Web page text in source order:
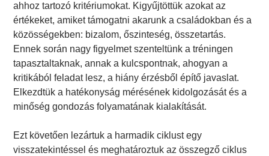
ahhoz tartozó kritériumokat. Kigyűjtöttük azokat az
értékeket, amiket támogatni akarunk a családokban és a
közösségekben: bizalom, őszinteség, összetartás.
Ennek során nagy figyelmet szenteltünk a tréningen
tapasztaltaknak, annak a kulcspontnak, ahogyan a
kritikából feladat lesz, a hiány érzésből építő javaslat.
Elkezdtük a hatékonyság mérésének kidolgozását és a
minőség gondozás folyamatának kialakítását.
Ezt követően lezártuk a harmadik ciklust egy
visszatekintéssel és meghatároztuk az összegző ciklus